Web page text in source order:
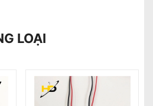
LOẠI